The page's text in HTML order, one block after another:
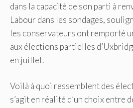
dans la capacité de son parti à
Labour dans les sondages,
les conservateurs ont remporté
aux élections partielles
en juillet.
Voilà à quoi ressemblent des
s’agit en réalité d’un choix entre